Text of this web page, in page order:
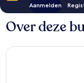
Aanmelden
Over deze